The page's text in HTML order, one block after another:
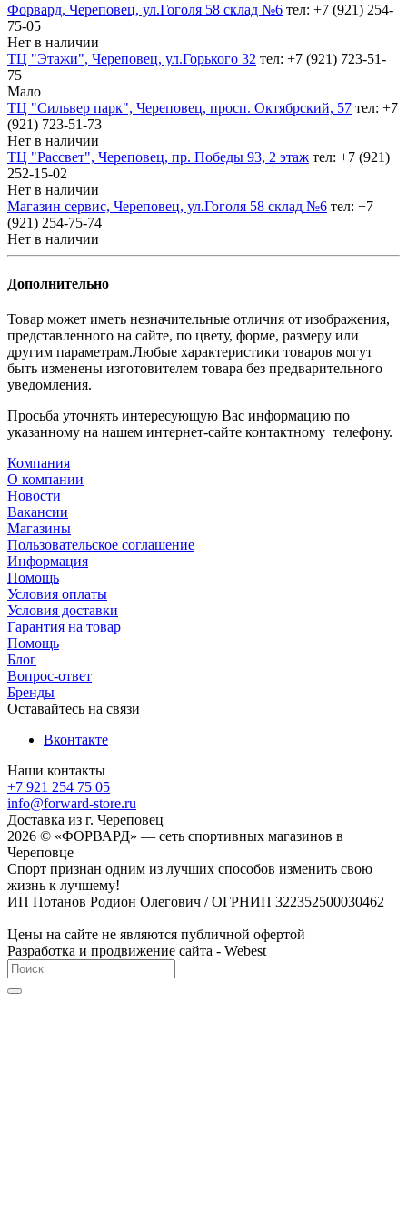
Форвард, Череповец, ул.Гоголя 58 склад №6 тел: +7 (921) 254-
75-05
Нет в наличии
ТЦ "Этажи", Череповец, ул.Горького 32 тел: +7 (921) 723-51-
75
Мало
ТЦ "Сильвер парк", Череповец, просп. Октябрский, 57 тел: +7
(921) 723-51-73
Нет в наличии
ТЦ "Рассвет", Череповец, пр. Победы 93, 2 этаж тел: +7 (921)
252-15-02
Нет в наличии
Магазин сервис, Череповец, ул.Гоголя 58 склад №6 тел: +7
(921) 254-75-74
Нет в наличии
Дополнительно
Товар может иметь незначительные отличия от изображения,
представленного на сайте, по цвету, форме, размеру или
другим параметрам.Любые характеристики товаров могут
быть изменены изготовителем товара без предварительного
уведомления.
Просьба уточнять интересующую Вас информацию по
указанному на нашем интернет-сайте контактному телефону.
Компания
О компании
Новости
Вакансии
Магазины
Пользовательское соглашение
Информация
Помощь
Условия оплаты
Условия доставки
Гарантия на товар
Помощь
Блог
Вопрос-ответ
Бренды
Оставайтесь на связи
Вконтакте
Наши контакты
+7 921 254 75 05
info@forward-store.ru
Доставка из г. Череповец
2026 © «ФОРВАРД» — сеть спортивных магазинов в
Череповце
Спорт признан одним из лучших способов изменить свою
жизнь к лучшему!
ИП Потанов Родион Олегович / ОГРНИП 322352500030462
Цены на сайте не являются публичной офертой
Разработка и продвижение сайта - Webest